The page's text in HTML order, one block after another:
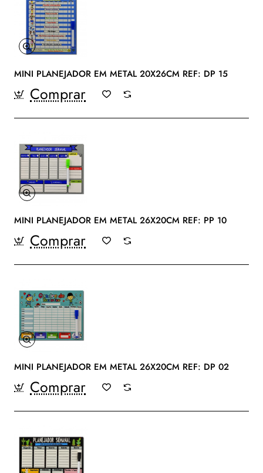
MINI PLANEJADOR EM METAL 20X26CM REF: DP 15
Comprar
MINI PLANEJADOR EM METAL 26X20CM REF: PP 10
Comprar
MINI PLANEJADOR EM METAL 26X20CM REF: DP 02
Comprar